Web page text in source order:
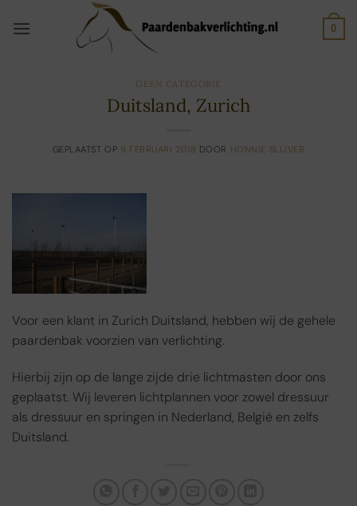
naar
0
GEEN CATEGORIE
Duitsland, Zurich
GEPLAATST OP 9 FEBRUARI 2018 DOOR HONNIE SLIJVER
Voor een klant in Zurich Duitsland, hebben wij de gehele
paardenbak voorzien van verlichting.
Hierbij zijn op de lange zijde drie lichtmasten door ons
geplaatst. Wij leveren lichtplannen voor zowel dressuur
als dressuur en springen in Nederland, België en zelfs
Duitsland.